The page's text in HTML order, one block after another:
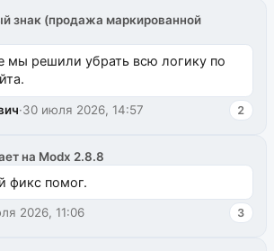
знак (продажа маркированной
мы решили убрать всю логику по
·30 июля 2026, 14:57 2
на Modx 2.8.8
фикс помог.
2026, 11:06 3